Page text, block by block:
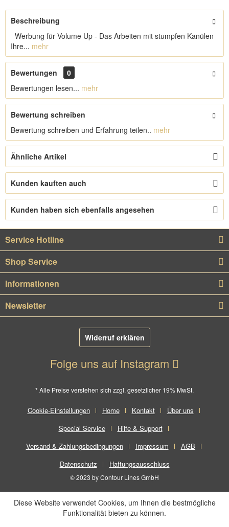
Beschreibung
Werbung für Volume Up - Das Arbeiten mit stumpfen Kanülen
Ihre... mehr
Bewertungen
0
Bewertungen lesen... mehr
Bewertung schreiben
Bewertung schreiben und Erfahrung teilen.. mehr
Ähnliche Artikel
Kunden kauften auch
Kunden haben sich ebenfalls angesehen
Service Hotline
Shop Service
Informationen
Newsletter
Widerruf erklären
Folge uns auf Instagram
* Alle Preise verstehen sich zzgl. gesetzlicher 19% MwSt.
Cookie-Einstellungen Home Kontakt
Über uns
Special Service
Hilfe & Support
Versand & Zahlungsbedingungen
Impressum
AGB
Datenschutz
Haftungsausschluss
© 2023 by Contour Lines GmbH
Diese Website verwendet Cookies, um Ihnen die bestmögliche
Funktionalität bieten zu können.